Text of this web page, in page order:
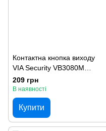
Контактна кнопка виходу
VIA Security VB3080M
(метал)
209 грн
В наявності
Купити